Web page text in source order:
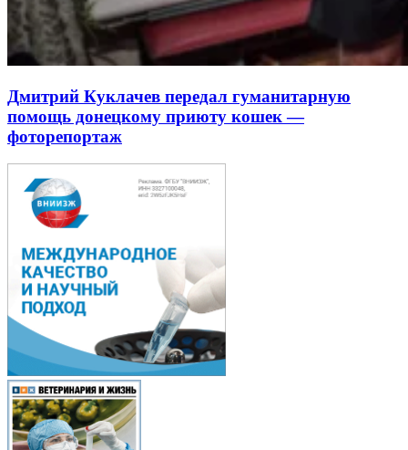
Дмитрий Куклачев передал гуманитарную
помощь донецкому приюту кошек —
фоторепортаж